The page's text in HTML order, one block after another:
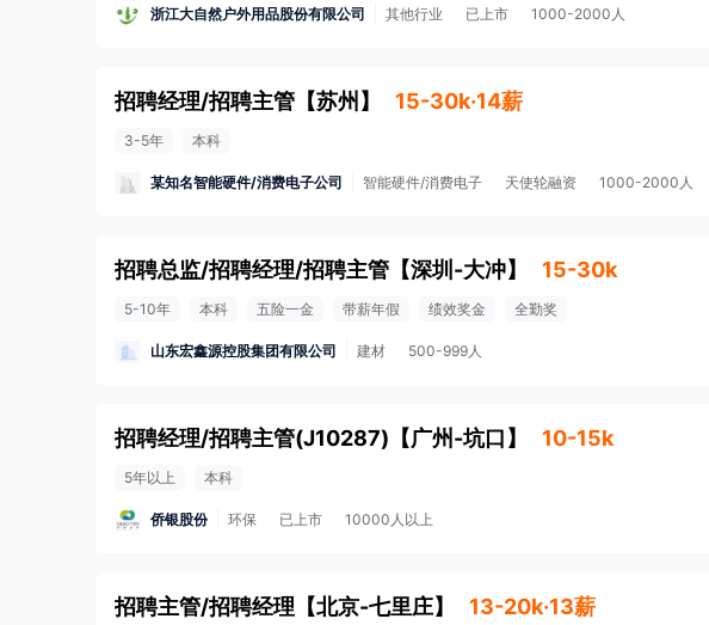
浙江大自然户外用品股份有限公司 其他行业 已上市 1000-2000人
招聘经理/招聘主管 【苏州 】 15-30k·14薪
3-5年 本科
某知名智能硬件/消费电子公司 智能硬件/消费电子 天使轮融资 1000-2000人
招聘总监/招聘经理/招聘主管 【深圳-大冲】 15-30k
5-10年 本科 五险一金 带薪年假 绩效奖金 全勤奖
山东宏鑫源控股集团有限公司 建材 500-999人
招聘经理/招聘主管(J10287) 【广州-坑口 】 10-15k
5年以上 本科
侨银股份 环保 已上市 10000人以上
招聘主管/招聘经理 【北京-七里庄】 13-20k·13薪